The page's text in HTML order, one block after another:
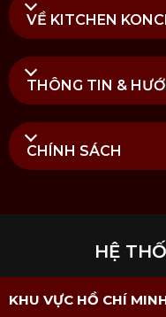
VỀ KITCHEN
THÔNG TIN &
CHÍNH SÁCH
HỆ
KHU VỰC HỒ CHÍ